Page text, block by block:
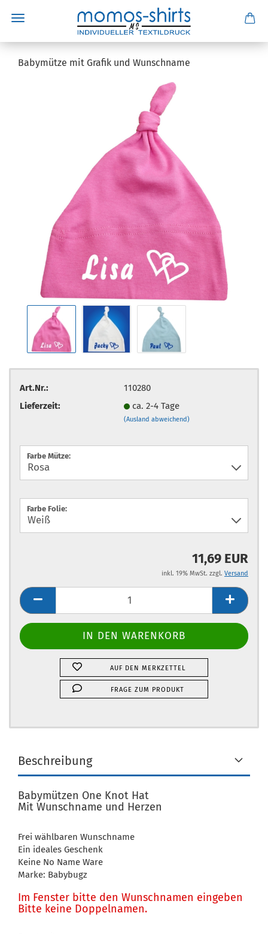
Babymütze mit Grafik und Wunschname
Art.Nr.:
110280
Lieferzeit:
ca. 2-4 Tage
(Ausland abweichend)
Farbe Mütze:
Farbe Folie:
11,69 EUR
inkl. 19% MwSt. zzgl. Versand
AUF DEN MERKZETTEL
FRAGE ZUM PRODUKT
Beschreibung
Babymützen One Knot Hat
Mit Wunschname und Herzen
Frei wählbaren Wunschname
Ein ideales Geschenk
Keine No Name Ware
Marke: Babybugz
Im Fenster bitte den Wunschnamen eingeben
Bitte keine Doppelnamen.